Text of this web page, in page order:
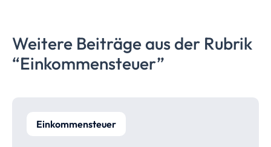
Weitere Beiträge aus der Rubrik
“Einkommensteuer”
Einkommensteuer